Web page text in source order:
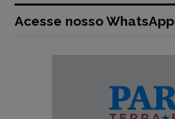
Acesse nosso WhatsApp